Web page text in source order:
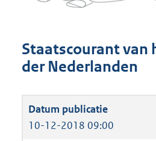
Staatscourant van
der Nederlanden
10-12-2018 09:00